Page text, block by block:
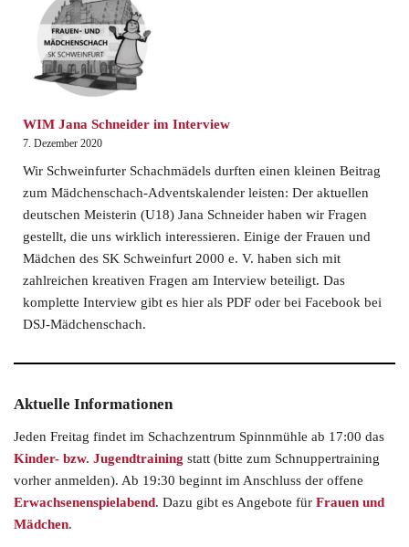
WIM Jana Schneider im Interview
7. Dezember 2020
Wir Schweinfurter Schachmädels durften einen kleinen Beitrag
zum Mädchenschach-Adventskalender leisten: Der aktuellen
deutschen Meisterin (U18) Jana Schneider haben wir Fragen
gestellt, die uns wirklich interessieren. Einige der Frauen und
Mädchen des SK Schweinfurt 2000 e. V. haben sich mit
zahlreichen kreativen Fragen am Interview beteiligt. Das
komplette Interview gibt es hier als PDF oder bei Facebook bei
DSJ-Mädchenschach.
Aktuelle Informationen
Jeden Freitag findet im Schachzentrum Spinnmühle ab 17:00 das
Kinder- bzw. Jugendtraining statt (bitte zum Schnuppertraining
vorher anmelden). Ab 19:30 beginnt im Anschluss der offene
Erwachsenenspielabend. Dazu gibt es Angebote für Frauen und
Mädchen.